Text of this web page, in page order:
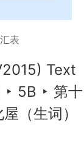
表
Text
‣ 5B ‣ 第十
（生词）